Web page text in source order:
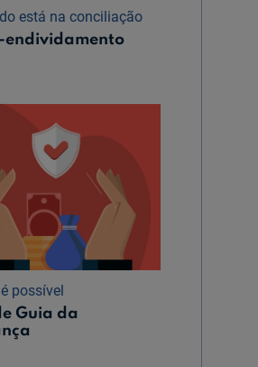
está na conciliação
endividamento
possível
Guia da